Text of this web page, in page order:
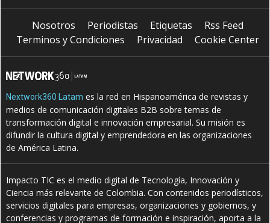
Nosotros Periodistas Etiquetas
Rss Feed
Terminos y Condiciones
Privacidad Cookie Center
Nextwork360 Latam es la red en Hispanoamérica de revistas y
medios de comunicación digitales B2B sobre temas de
transformación digital e innovación empresarial. Su misión es
difundir la cultura digital y emprendedora en las organizaciones
de América Latina.
Impacto TIC es el medio digital de Tecnología, Innovación y
Ciencia más relevante de Colombia. Con contenidos periodísticos,
servicios digitales para empresas, organizaciones y gobiernos, y
conferencias y programas de formación e inspiración, aporta a la